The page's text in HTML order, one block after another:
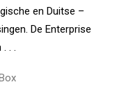
en Duitse –
De Enterprise
. .